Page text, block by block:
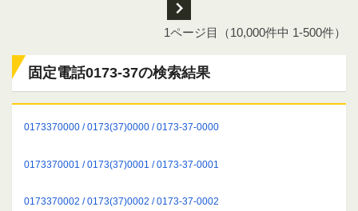
次
1ページ目（10,000件中 1-500件）
固定電話0173-37の検索結果
0173370000 / 0173(37)0000 / 0173-37-0000
0173370001 / 0173(37)0001 / 0173-37-0001
0173370002 / 0173(37)0002 / 0173-37-0002